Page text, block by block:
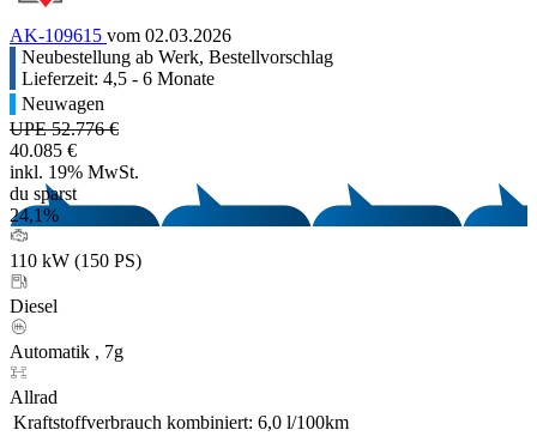
AK-109615 vom 02.03.2026
Neubestellung ab Werk, Bestellvorschlag
Lieferzeit: 4,5 - 6 Monate
Neuwagen
UPE 52.776 €
40.085 €
inkl. 19% MwSt.
du sparst
24,1%
110 kW (150 PS)
Diesel
Automatik , 7g
Allrad
Kraftstoffverbrauch kombiniert: 6,0 l/100km